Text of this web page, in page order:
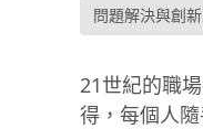
問題解決與創新
21世紀的職
得，每個人